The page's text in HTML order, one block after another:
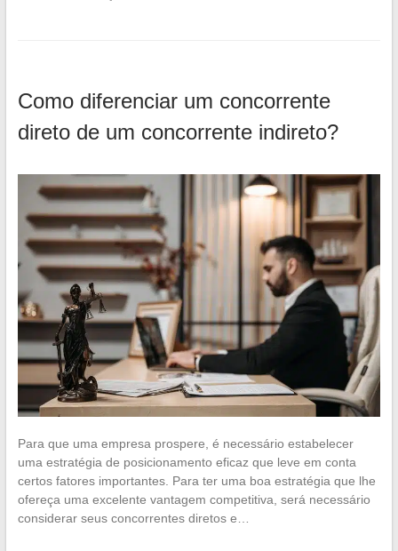
Como diferenciar um concorrente
direto de um concorrente indireto?
Para que uma empresa prospere, é necessário estabelecer
uma estratégia de posicionamento eficaz que leve em conta
certos fatores importantes. Para ter uma boa estratégia que lhe
ofereça uma excelente vantagem competitiva, será necessário
considerar seus concorrentes diretos e…